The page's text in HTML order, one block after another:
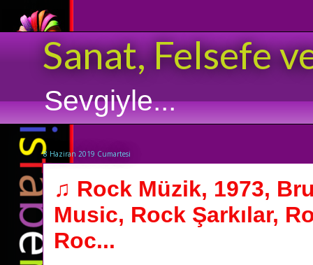
Sanat, Felsefe
Sevgiyle...
8 Haziran 2019 Cumartesi
♫ Rock Müzik, 1973,
Music, Rock Şarkılar,
Roc...